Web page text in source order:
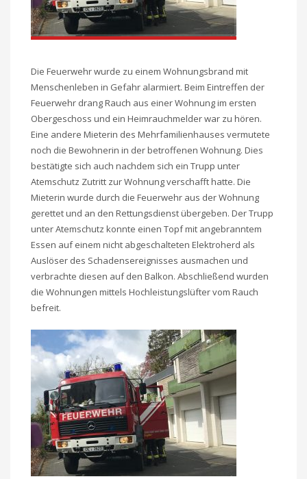
Die Feuerwehr wurde zu einem Wohnungsbrand mit
Menschenleben in Gefahr alarmiert. Beim Eintreffen der
Feuerwehr drang Rauch aus einer Wohnung im ersten
Obergeschoss und ein Heimrauchmelder war zu hören.
Eine andere Mieterin des Mehrfamilienhauses vermutete
noch die Bewohnerin in der betroffenen Wohnung. Dies
bestätigte sich auch nachdem sich ein Trupp unter
Atemschutz Zutritt zur Wohnung verschafft hatte. Die
Mieterin wurde durch die Feuerwehr aus der Wohnung
gerettet und an den Rettungsdienst übergeben. Der Trupp
unter Atemschutz konnte einen Topf mit angebranntem
Essen auf einem nicht abgeschalteten Elektroherd als
Auslöser des Schadensereignisses ausmachen und
verbrachte diesen auf den Balkon. Abschließend wurden
die Wohnungen mittels Hochleistungslüfter vom Rauch
befreit.